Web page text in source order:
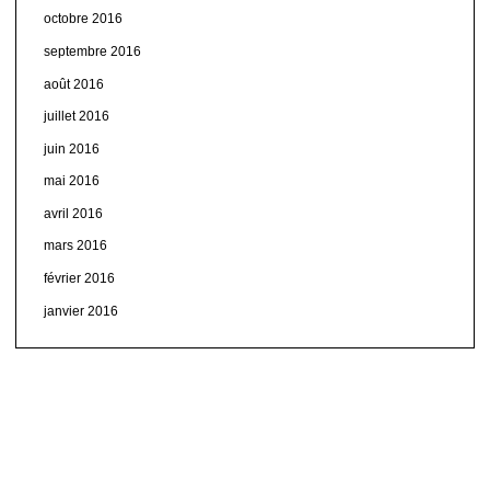
octobre 2016
septembre 2016
août 2016
juillet 2016
juin 2016
mai 2016
avril 2016
mars 2016
février 2016
janvier 2016